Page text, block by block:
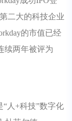
二大的科技企业
的市值已经
续两年被评为
“人+科技”数字化